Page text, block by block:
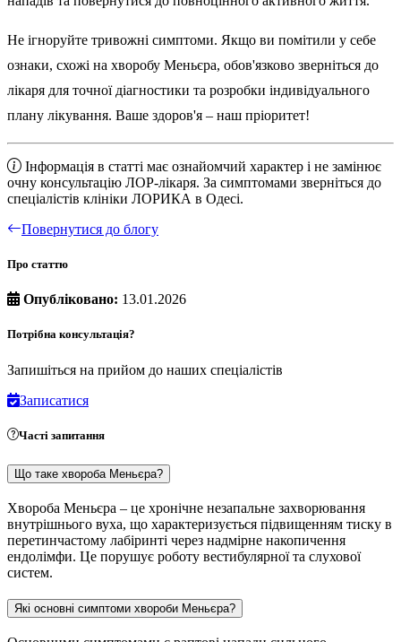
Не ігноруйте тривожні симптоми. Якщо ви помітили у себе
ознаки, схожі на хворобу Меньєра, обов'язково зверніться до
лікаря для точної діагностики та розробки індивідуального
плану лікування. Ваше здоров'я – наш пріоритет!
Інформація в статті має ознайомчий характер і не замінює
очну консультацію ЛОР-лікаря. За симптомами зверніться до
спеціалістів клініки ЛОРИКА в Одесі.
Повернутися до блогу
Про статтю
Опубліковано: 13.01.2026
Потрібна консультація?
Запишіться на прийом до наших спеціалістів
Записатися
Часті запитання
Що таке хвороба Меньєра?
Хвороба Меньєра – це хронічне незапальне захворювання
внутрішнього вуха, що характеризується підвищенням тиску в
перетинчастому лабіринті через надмірне накопичення
ендолімфи. Це порушує роботу вестибулярної та слухової
систем.
Які основні симптоми хвороби Меньєра?